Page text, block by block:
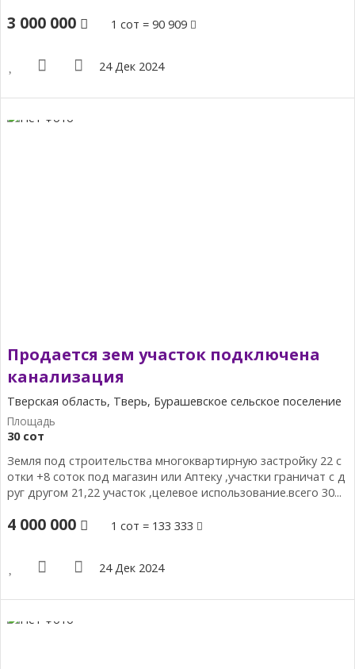
3 000 000 1 сот = 90 909
24 Дек 2024
Продается зем участок подключена
канализация
Тверская область, Тверь, Бурашевское сельское поселение
30 сот
Земля под строительства многоквартирную застройку 22 с
отки +8 соток под магазин или Аптеку ,участки граничат с д
руг другом 21,22 участок ,целевое использование.всего 30...
4 000 000 1 сот = 133 333
24 Дек 2024